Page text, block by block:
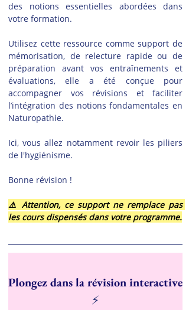
des notions essentielles abordées dans
votre formation.
Utilisez cette ressource comme support de
mémorisation, de relecture rapide ou de
préparation avant vos entraînements et
évaluations, elle a été conçue pour
accompagner vos révisions et faciliter
l’intégration des notions fondamentales en
Naturopathie.
Ici, vous allez notamment revoir les piliers
de l'hygiénisme.
Bonne révision !
⚠️ Attention, ce support ne remplace pas
les cours dispensés dans votre programme.
Plongez dans la révision interactive
⚡